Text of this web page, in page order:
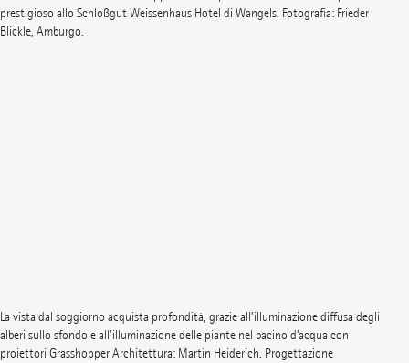
prestigioso allo Schloßgut Weissenhaus Hotel di Wangels. Fotografia: Frieder
Blickle, Amburgo.
La vista dal soggiorno acquista profondità, grazie all’illuminazione diffusa degli
alberi sullo sfondo e all’illuminazione delle piante nel bacino d’acqua con
proiettori Grasshopper Architettura: Martin Heiderich. Progettazione